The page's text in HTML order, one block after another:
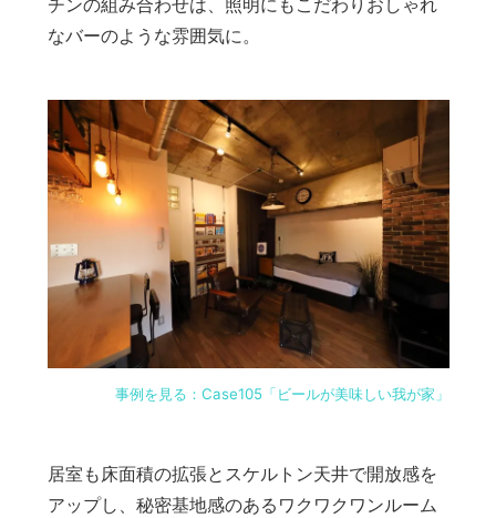
チンの組み合わせは、照明にもこだわりおしゃれ
なバーのような雰囲気に。
事例を見る：Case105「ビールが美味しい我が家」
居室も床面積の拡張とスケルトン天井で開放感を
アップし、秘密基地感のあるワクワクワンルーム